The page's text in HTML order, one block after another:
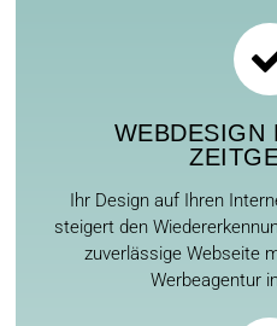
WEBDESIGN
Ihr Design auf Ihren
steigert den
zuverlässige Webseite
Werbeagentur